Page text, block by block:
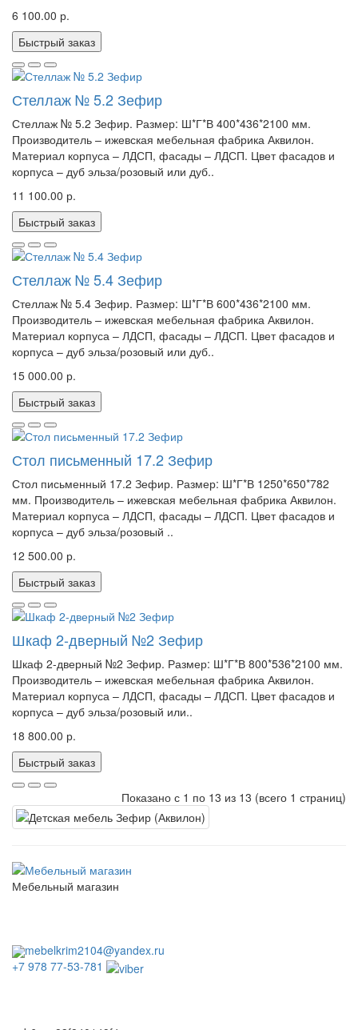
6 100.00 р.
Быстрый заказ
Стеллаж № 5.2 Зефир
Стеллаж № 5.2 Зефир. Размер: Ш*Г*В 400*436*2100 мм.
Производитель – ижевская мебельная фабрика Аквилон.
Материал корпуса – ЛДСП, фасады – ЛДСП. Цвет фасадов и
корпуса – дуб эльза/розовый или дуб..
11 100.00 р.
Быстрый заказ
Стеллаж № 5.4 Зефир
Стеллаж № 5.4 Зефир. Размер: Ш*Г*В 600*436*2100 мм.
Производитель – ижевская мебельная фабрика Аквилон.
Материал корпуса – ЛДСП, фасады – ЛДСП. Цвет фасадов и
корпуса – дуб эльза/розовый или дуб..
15 000.00 р.
Быстрый заказ
Стол письменный 17.2 Зефир
Стол письменный 17.2 Зефир. Размер: Ш*Г*В 1250*650*782
мм. Производитель – ижевская мебельная фабрика Аквилон.
Материал корпуса – ЛДСП, фасады – ЛДСП. Цвет фасадов и
корпуса – дуб эльза/розовый ..
12 500.00 р.
Быстрый заказ
Шкаф 2-дверный №2 Зефир
Шкаф 2-дверный №2 Зефир. Размер: Ш*Г*В 800*536*2100 мм.
Производитель – ижевская мебельная фабрика Аквилон.
Материал корпуса – ЛДСП, фасады – ЛДСП. Цвет фасадов и
корпуса – дуб эльза/розовый или..
18 800.00 р.
Быстрый заказ
Показано с 1 по 13 из 13 (всего 1 страниц)
Мебельный магазин
mebelkrim2104@yandex.ru
+7 978 77-53-781